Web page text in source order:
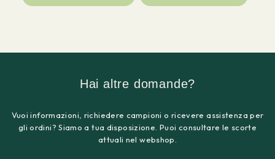
Hai altre domande?
Vuoi informazioni, richiedere campioni o ricevere assistenza per
gli ordini? Siamo a tua disposizione. Puoi consultare le scorte
attuali nel webshop.